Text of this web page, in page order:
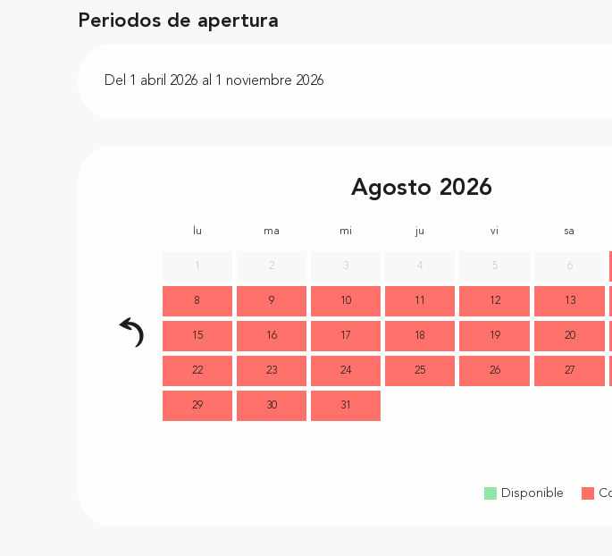
Periodos de apertura
Del 1 abril 2026 al 1 noviembre 2026
Agosto 2026
lu ma mi ju vi sa
2 3 4 5 6
8 9 10 11 12 13
15 16 17 18 19 20
22 23 24 25 26 27
29 30 31
Disponible